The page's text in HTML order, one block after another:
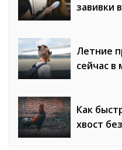
завивки
Летние
сейчас в
Как
хвост